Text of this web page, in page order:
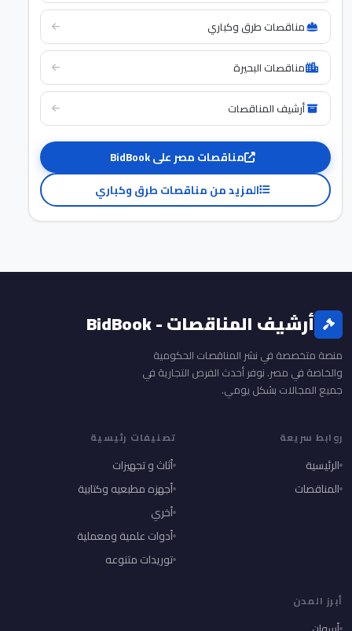
مناقصات طرق وكباري
مناقصات البحيرة
أرشيف المناقصات
مناقصات مصر على BidBook
المزيد من مناقصات طرق وكباري
أرشيف المناقصات - BidBook
منصة متخصصة في نشر المناقصات الحكومية
والخاصة في مصر. نوفر أحدث الفرص التجارية في
جميع المجالات بشكل يومي.
روابط سريعة
الرئيسية
المناقصات
تصنيفات رئيسية
أثاث و تجهيزات
أجهزه مطبعيه وكتابية
أخري
أدوات علمية ومعملية
توريدات متنوعه
أبرز المدن